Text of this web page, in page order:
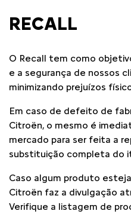
RECALL
O Recall tem como
e a segurança de nossos
minimizando prejuízos
Em caso de defeito de
Citroën, o mesmo é
mercado para ser feita a
substituição completa do
Caso algum produto
Citroën faz a divulgação
Verifique a listagem de